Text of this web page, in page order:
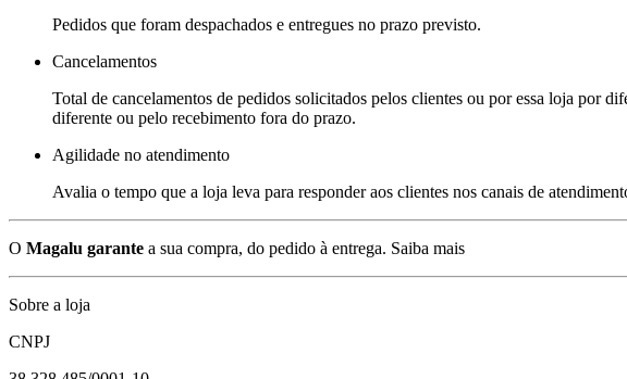
Pedidos que foram despachados e entregues no prazo previsto.
Cancelamentos
Total de cancelamentos de pedidos solicitados pelos clientes ou por essa loja por
diferente ou pelo recebimento fora do prazo.
Agilidade no atendimento
Avalia o tempo que a loja leva para responder aos clientes nos canais de
O Magalu garante a sua compra, do pedido à entrega. Saiba mais
Sobre a loja
CNPJ